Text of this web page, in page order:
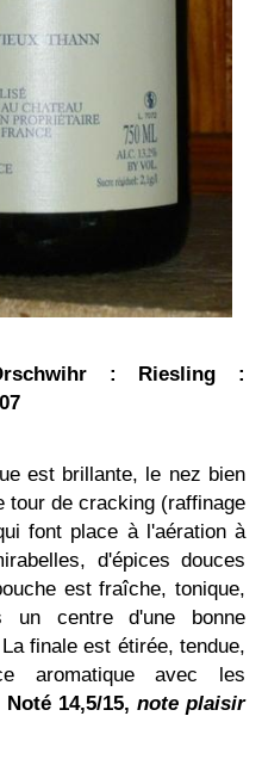
: Riesling :
est brillante, le nez bien
tour de cracking (raffinage
font place à l'aération à
d'épices douces
est fraîche, tonique,
un centre d'une bonne
finale est étirée, tendue,
aromatique avec les
Noté 14,5/15, note plaisir